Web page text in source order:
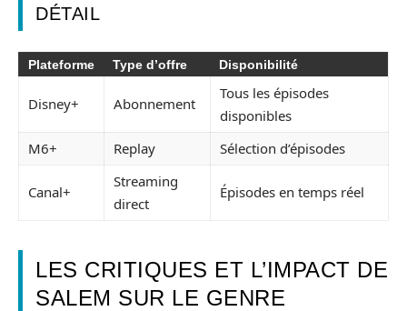
DÉTAIL
Plateforme Type d’offre Disponibilité
Disney+ Abonnement
Tous les épisodes
disponibles
M6+
Replay Sélection d’épisodes
Canal+
Streaming
direct
Épisodes en temps réel
LES CRITIQUES ET L’IMPACT DE
SALEM SUR LE GENRE